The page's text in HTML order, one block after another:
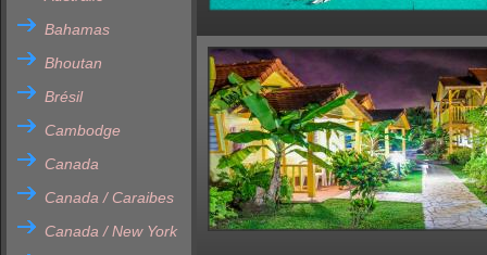
Bahamas
Bhoutan
Brésil
Cambodge
Canada
Canada / Caraibes
Canada / New York